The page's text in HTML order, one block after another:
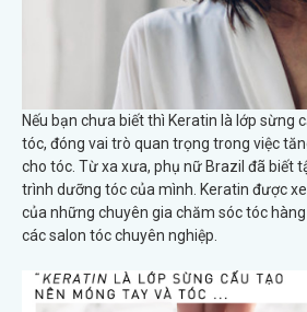
Nếu bạn chưa biết thì Keratin là lớp sừng
tóc, đóng vai trò quan trọng trong việc
cho tóc. Từ xa xưa, phụ nữ Brazil đã biết
trình dưỡng tóc của mình. Keratin được
của những chuyên gia chăm sóc tóc
các salon tóc chuyên nghiệp.